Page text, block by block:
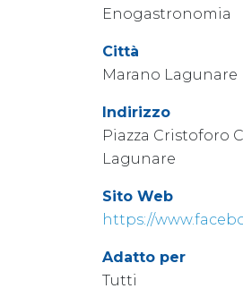
Enogastronomia
Città
Marano Lagunare
Indirizzo
Piazza Cristoforo
Lagunare
Sito Web
https://
Adatto per
Tutti